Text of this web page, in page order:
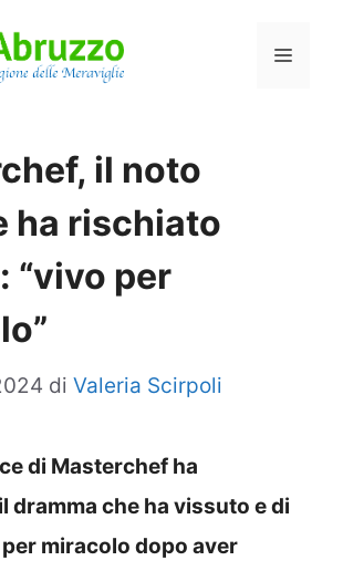
Menu
il noto
ha rischiato
“vivo per
di Valeria Scirpoli
di Masterchef ha
dramma che ha vissuto e di
miracolo dopo aver